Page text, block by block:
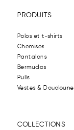
PRODUITS
Polos et t-shirts
Chemises
Pantalons
Bermudas
Pulls
Vestes &
COLLECTIONS